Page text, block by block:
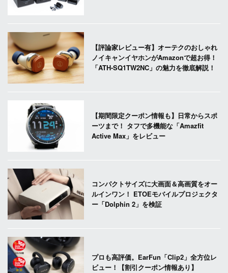
【評論家レビュー有】オーテクのおしゃれ
ノイキャンイヤホンがAmazonで超お得！
「ATH-SQ1TW2NC」の魅力を徹底解説！
【期間限定クーポン情報も】日常からスポ
ーツまで！ タフで多機能な「Amazfit
Active Max」をレビュー
コンパクトサイズに大画面＆高画質をオー
ルインワン！ ETOEモバイルプロジェクタ
ー「Dolphin 2」を検証
プロも高評価。EarFun「Clip2」全方位レ
ビュー！【割引クーポン情報あり】